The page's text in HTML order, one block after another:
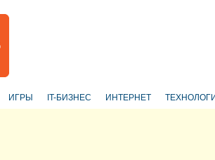
ИГРЫ IT-БИЗНЕС ИНТЕРНЕТ